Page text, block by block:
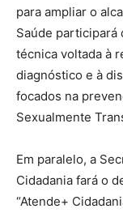
para ampliar o
Saúde participará
técnica voltada à
diagnóstico e à
focados na
Sexualmente
Em paralelo, a
Cidadania fará o
“Atende+